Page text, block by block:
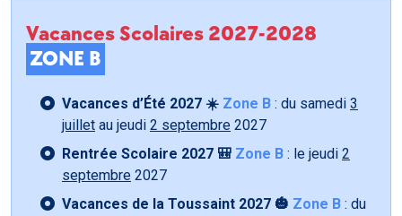
Vacances Scolaires 2027-2028
ZONE B
Vacances d’Été 2027 ☀️ Zone B : du samedi 3
juillet au jeudi 2 septembre 2027
Rentrée Scolaire 2027 🎒 Zone B : le jeudi 2
septembre 2027
Vacances de la Toussaint 2027 🎃 Zone B : du